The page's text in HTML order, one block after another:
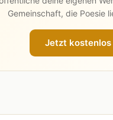
Gemeinschaft, die Poesie
Jetzt